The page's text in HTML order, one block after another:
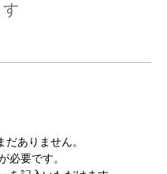
ありません。
必要です。